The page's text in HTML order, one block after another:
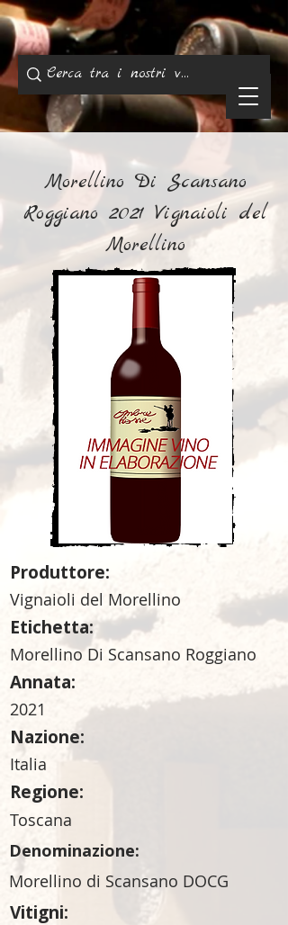
Morellino Di Scansano
Roggiano 2021 Vignaioli del
Morellino
Produttore:
Vignaioli del Morellino
Etichetta:
Morellino Di Scansano Roggiano
Annata:
2021
Nazione:
Italia
Regione:
Toscana
Denominazione:
Morellino di Scansano DOCG
Vitigni: